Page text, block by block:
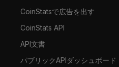
CoinStatsで広告を出す
CoinStats API
API文書
パブリックAPIダッシュボード